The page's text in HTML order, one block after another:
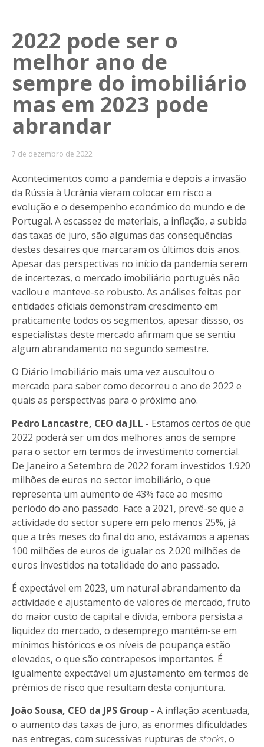
2022 pode ser o
melhor ano de
sempre do imobiliário
mas em 2023 pode
abrandar
7 de dezembro de 2022
Acontecimentos como a pandemia e depois a invasão
da Rússia à Ucrânia vieram colocar em risco a
evolução e o desempenho económico do mundo e de
Portugal. A escassez de materiais, a inflação, a subida
das taxas de juro, são algumas das consequências
destes desaires que marcaram os últimos dois anos.
Apesar das perspectivas no início da pandemia serem
de incertezas, o mercado imobiliário português não
vacilou e manteve-se robusto. As análises feitas por
entidades oficiais demonstram crescimento em
praticamente todos os segmentos, apesar dissso, os
especialistas deste mercado afirmam que se sentiu
algum abrandamento no segundo semestre.
O Diário Imobiliário mais uma vez auscultou o
mercado para saber como decorreu o ano de 2022 e
quais as perspectivas para o próximo ano.
Pedro Lancastre, CEO da JLL - Estamos certos de que
2022 poderá ser um dos melhores anos de sempre
para o sector em termos de investimento comercial.
De Janeiro a Setembro de 2022 foram investidos 1.920
milhões de euros no sector imobiliário, o que
representa um aumento de 43% face ao mesmo
período do ano passado. Face a 2021, prevê-se que a
actividade do sector supere em pelo menos 25%, já
que a três meses do final do ano, estávamos a apenas
100 milhões de euros de igualar os 2.020 milhões de
euros investidos na totalidade do ano passado.
É expectável em 2023, um natural abrandamento da
actividade e ajustamento de valores de mercado, fruto
do maior custo de capital e dívida, embora persista a
liquidez do mercado, o desemprego mantém-se em
mínimos históricos e os níveis de poupança estão
elevados, o que são contrapesos importantes. É
igualmente expectável um ajustamento em termos de
prémios de risco que resultam desta conjuntura.
João Sousa, CEO da JPS Group - A inflação acentuada,
o aumento das taxas de juro, as enormes dificuldades
nas entregas, com sucessivas rupturas de stocks, o